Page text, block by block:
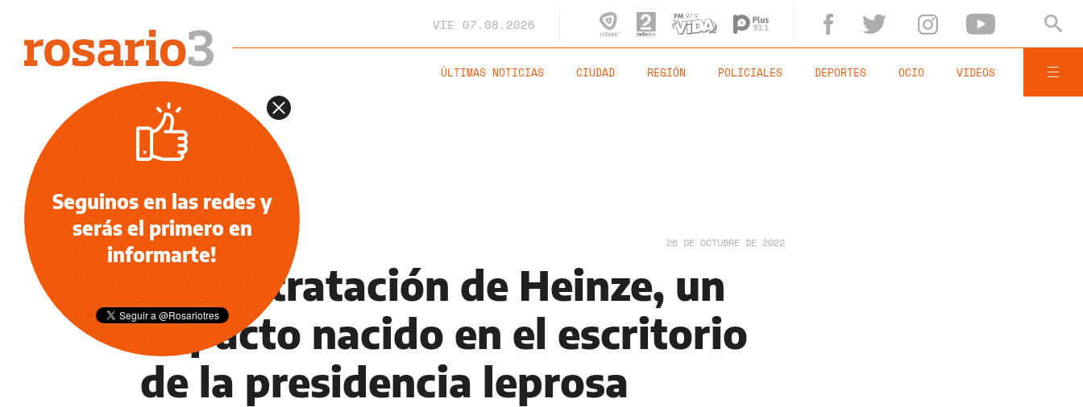
VIE 07.08.2026
ÚLTIMAS NOTICIAS CIUDAD REGIÓN POLICIALES DEPORTES OCIO VIDEOS
DEPORTES 26 DE OCTUBRE DE 2022
La contratación de Heinze, un
impacto nacido en el escritorio
de la presidencia leprosa
Seguinos en las redes y
serás el primero en
informarte!